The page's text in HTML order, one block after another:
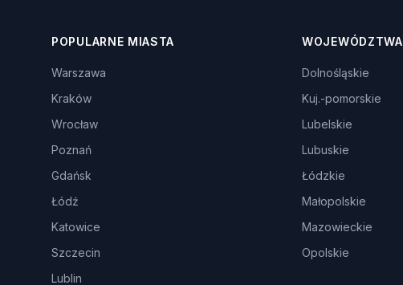
POPULARNE MIASTA
Warszawa
Kraków
Wrocław
Poznań
Gdańsk
Łódź
Katowice
Szczecin
Lublin
WOJEWÓDZTWA
Dolnośląskie
Kuj.-pomorskie
Lubelskie
Lubuskie
Łódzkie
Małopolskie
Mazowieckie
Opolskie